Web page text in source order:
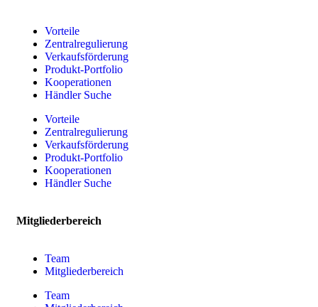
Vorteile
Zentralregulierung
Verkaufsförderung
Produkt-Portfolio
Kooperationen
Händler Suche
Vorteile
Zentralregulierung
Verkaufsförderung
Produkt-Portfolio
Kooperationen
Händler Suche
Mitgliederbereich
Team
Mitgliederbereich
Team